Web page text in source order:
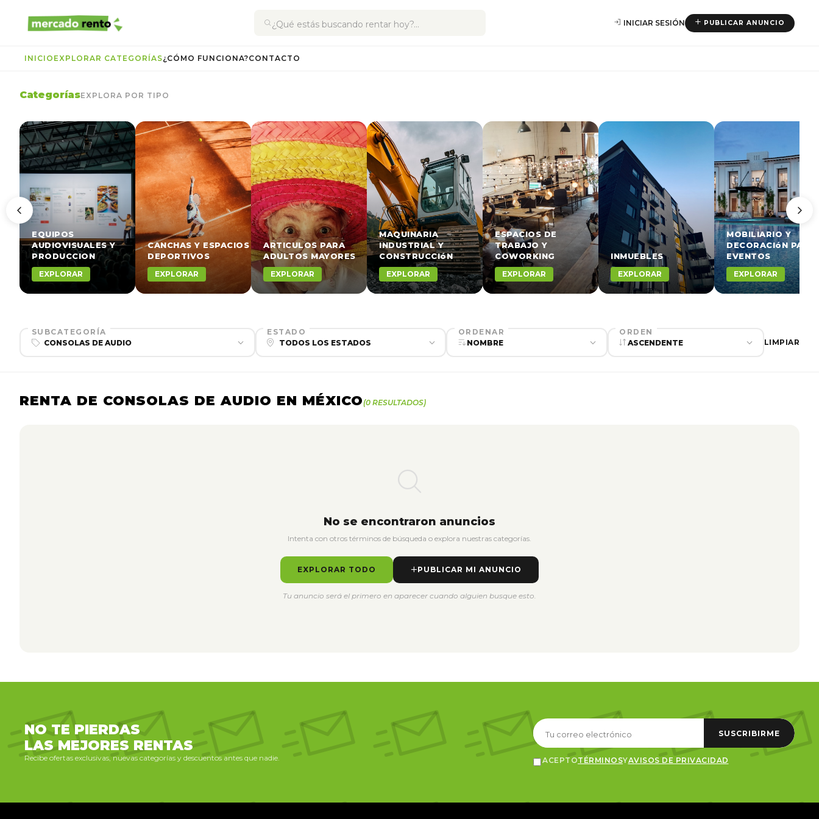
INICIAR SESIÓN PUBLICAR ANUNCIO
INICIO EXPLORAR CATEGORÍAS¿CÓMO FUNCIONA?CONTACTO
CategoríasEXPLORA POR TIPO
EQUIPOS
AUDIOVISUALES Y
PRODUCCION
EXPLORAR
CANCHAS Y ESPACIOS
DEPORTIVOS
EXPLORAR
ARTICULOS PARA
ADULTOS MAYORES
EXPLORAR
MAQUINARIA
INDUSTRIAL Y
CONSTRUCCIóN
EXPLORAR
ESPACIOS DE
TRABAJO Y
COWORKING
EXPLORAR
INMUEBLES
EXPLORAR
MOBILIARIO Y
DECORACIóN PARA
EVENTOS
EXPLORAR
SUBCATEGORÍA ESTADO ORDENAR
ORDEN
LIMPIAR
RENTA DE CONSOLAS DE AUDIO EN MÉXICO(0 RESULTADOS)
No se encontraron anuncios
Intenta con otros términos de búsqueda o explora nuestras categorías.
EXPLORAR TODO PUBLICAR MI ANUNCIO
Tu anuncio será el primero en aparecer cuando alguien busque esto.
NO TE PIERDAS
LAS MEJORES RENTAS
Recibe ofertas exclusivas, nuevas categorías y descuentos antes que nadie.
SUSCRIBIRME
ACEPTOTÉRMINOSYAVISOS DE PRIVACIDAD